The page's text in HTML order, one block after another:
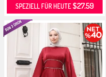
SPEZIELL FÜR HEUTE$27.59